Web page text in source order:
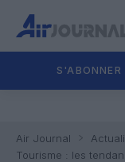
S'ABONNER
Air Journal
Tourisme : les